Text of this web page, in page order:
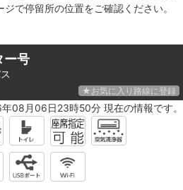
で停留所の位置をご確認ください。
ー号
★お気に入り路線に登録
08月06日23時50分 現在の情報です。